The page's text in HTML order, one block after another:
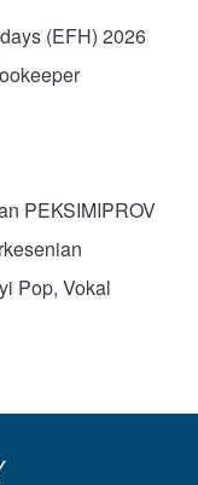
(EFH) 2026
PEKSIMIPROV
Pop, Vokal